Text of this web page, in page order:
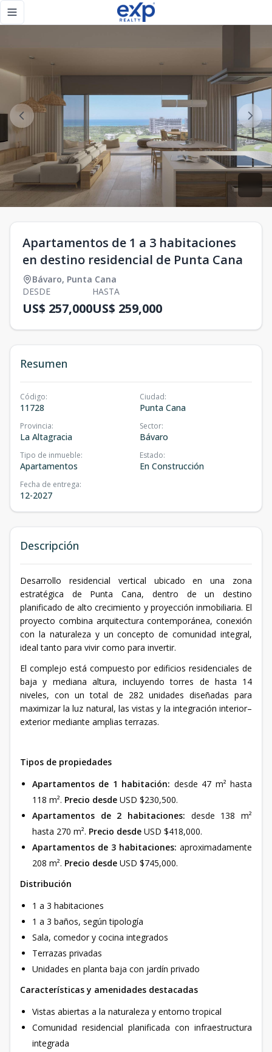
Toggle navigation menu
Apartamentos de 1 a 3 habitaciones
en destino residencial de Punta Cana
Bávaro, Punta Cana
DESDE
US$ 257,000
HASTA
US$ 259,000
Resumen
Código:
11728
Ciudad:
Punta Cana
Provincia:
La Altagracia
Sector:
Bávaro
Tipo de inmueble:
Apartamentos
Estado:
En Construcción
Fecha de entrega:
12-2027
Descripción
Desarrollo residencial vertical ubicado en una zona
estratégica de Punta Cana, dentro de un destino
planificado de alto crecimiento y proyección inmobiliaria. El
proyecto combina arquitectura contemporánea, conexión
con la naturaleza y un concepto de comunidad integral,
ideal tanto para vivir como para invertir.
El complejo está compuesto por edificios residenciales de
baja y mediana altura, incluyendo torres de hasta 14
niveles, con un total de 282 unidades diseñadas para
maximizar la luz natural, las vistas y la integración interior–
exterior mediante amplias terrazas.
Tipos de propiedades
Apartamentos de 1 habitación: desde 47 m² hasta
118 m². Precio desde USD $230,500.
Apartamentos de 2 habitaciones: desde 138 m²
hasta 270 m². Precio desde USD $418,000.
Apartamentos de 3 habitaciones: aproximadamente
208 m². Precio desde USD $745,000.
Distribución
1 a 3 habitaciones
1 a 3 baños, según tipología
Sala, comedor y cocina integrados
Terrazas privadas
Unidades en planta baja con jardín privado
Características y amenidades destacadas
Vistas abiertas a la naturaleza y entorno tropical
Comunidad residencial planificada con infraestructura
integrada
Apartamentos de 1 a 3 habitaciones en destino residencial